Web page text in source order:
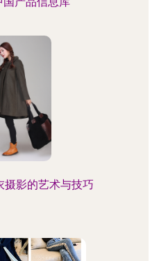
摄影的艺术与技巧